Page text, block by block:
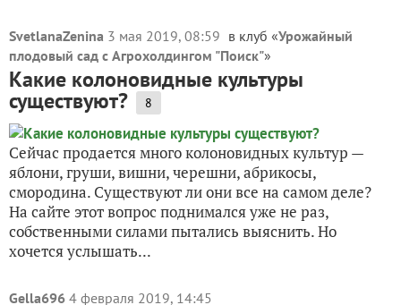
SvetlanaZenina 3 мая 2019, 08:59 в клуб «Урожайный
плодовый сад с Агрохолдингом "Поиск"»
Какие колоновидные культуры
существуют? 8
Сейчас продается много колоновидных культур —
яблони, груши, вишни, черешни, абрикосы,
смородина. Существуют ли они все на самом деле?
На сайте этот вопрос поднимался уже не раз,
собственными силами пытались выяснить. Но
хочется услышать...
Gella696 4 февраля 2019, 14:45